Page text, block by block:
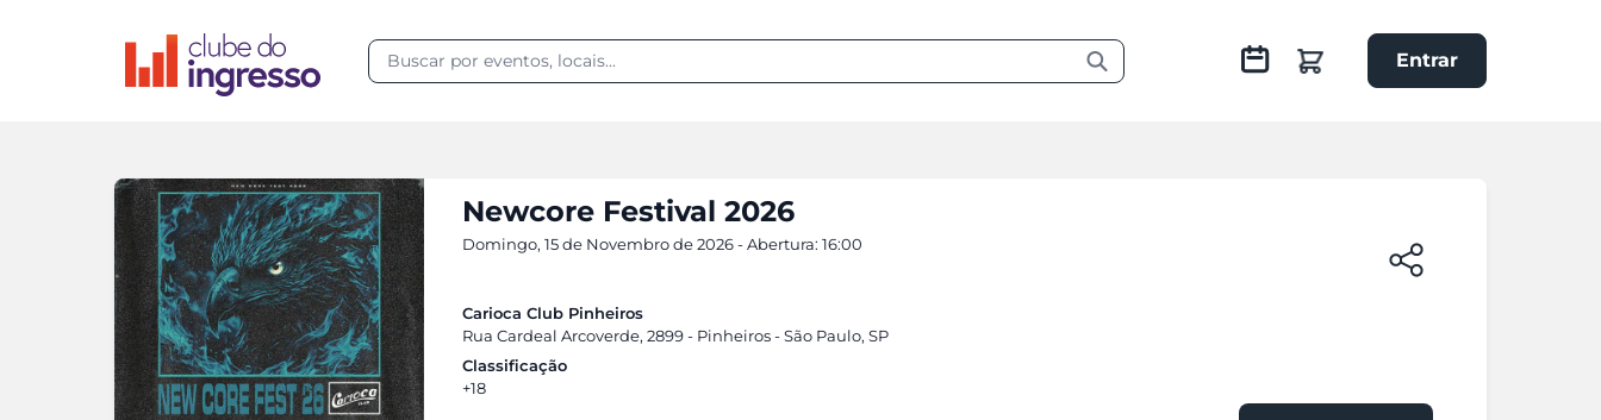
Entrar
Newcore Festival 2026
Domingo, 15 de Novembro de 2026 - Abertura: 16:00
Carioca Club Pinheiros
Rua Cardeal Arcoverde, 2899 - Pinheiros - São Paulo, SP
Classificação
+18